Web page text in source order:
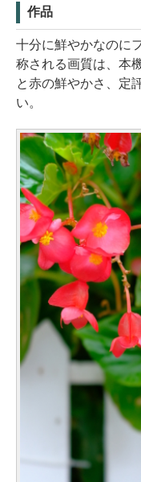
作品
十分に鮮やかなのに
称される画質は、本
と赤の鮮やかさ、定
い。